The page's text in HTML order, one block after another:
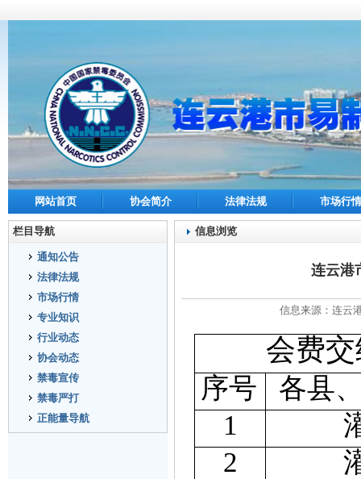
网站首页 协会简介 法律法规 市场行情
栏目导航
通知公告
法律法规
市场行情
专业知识
行业动态
协会动态
禁毒宣传
禁毒严打
正能量导航
信息浏览
连云港
信息来源：连云
会费
序号
各县
1
2